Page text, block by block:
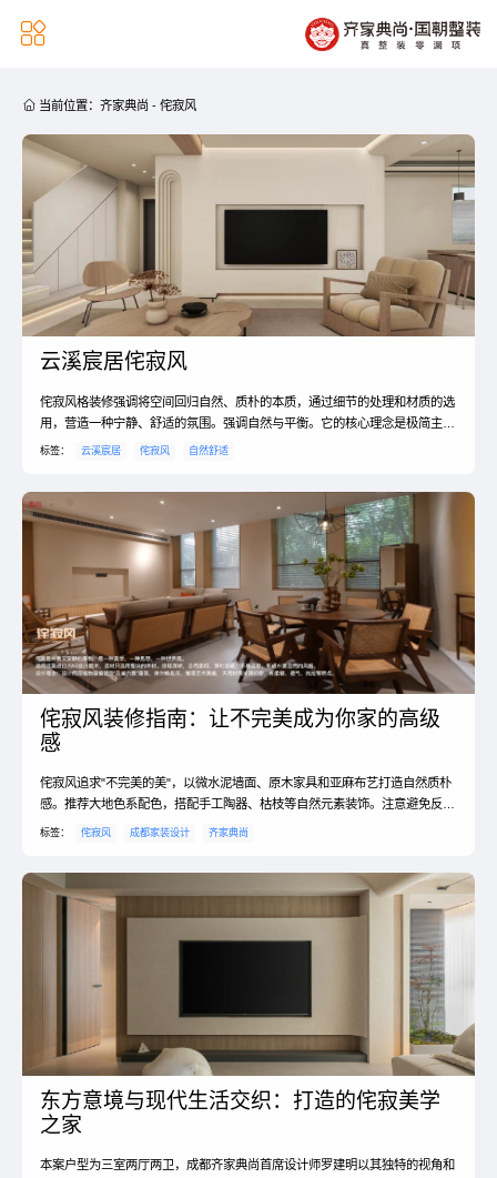

 当前位置： 齐家典尚 - 侘寂风
云溪宸居侘寂风
侘寂风格装修强调将空间回归自然、质朴的本质，通过细节的处理和材质的选
用，营造一种宁静、舒适的氛围。强调自然与平衡。它的核心理念是极简主义
和自然美学，注重自然和谐的生活方式，没有过多的家具和装饰，一切都
标签： 云溪宸居 侘寂风 自然舒适
侘寂风装修指南：让不完美成为你家的高级
感
侘寂风追求"不完美的美"，以微水泥墙面、原木家具和亚麻布艺打造自然质朴
感。推荐大地色系配色，搭配手工陶器、枯枝等自然元素装饰。注意避免反光
材质和鲜艳色彩，保留适当"瑕疵"反而更显韵味，适合追求禅意与宁静的居住
标签： 侘寂风 成都家装设计 齐家典尚
东方意境与现代生活交织：打造的侘寂美学
之家
本案户型为三室两厅两卫，成都齐家典尚首席设计师罗建明以其独特的视角和